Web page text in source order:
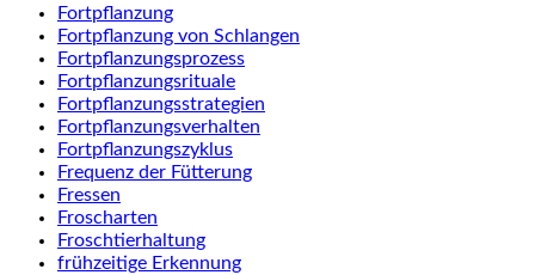
Fortpflanzung
Fortpflanzung von Schlangen
Fortpflanzungsprozess
Fortpflanzungsrituale
Fortpflanzungsstrategien
Fortpflanzungsverhalten
Fortpflanzungszyklus
Frequenz der Fütterung
Fressen
Froscharten
Froschtierhaltung
frühzeitige Erkennung